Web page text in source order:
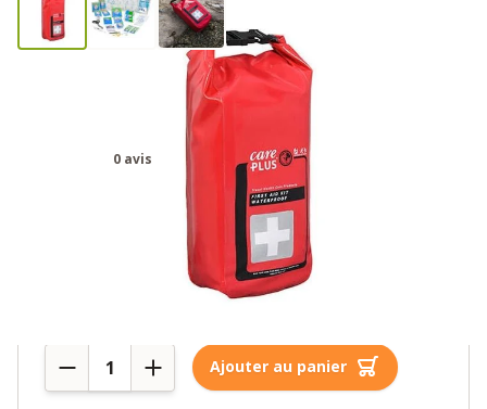
Trousse de premiers secours Care
Plus – Waterproof
0 avis
Quantité Ajouter au panier